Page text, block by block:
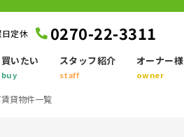
定休 0270-22-3311
買いたい
buy
スタッフ紹介
staff
オーナー様
owner
貸物件一覧